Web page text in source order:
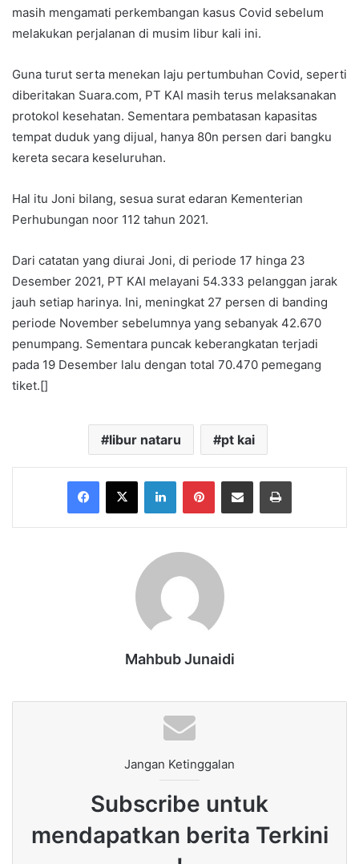
masih mengamati perkembangan kasus Covid sebelum
melakukan perjalanan di musim libur kali ini.
Guna turut serta menekan laju pertumbuhan Covid, seperti
diberitakan Suara.com, PT KAI masih terus melaksanakan
protokol kesehatan. Sementara pembatasan kapasitas
tempat duduk yang dijual, hanya 80n persen dari bangku
kereta secara keseluruhan.
Hal itu Joni bilang, sesua surat edaran Kementerian
Perhubungan noor 112 tahun 2021.
Dari catatan yang diurai Joni, di periode 17 hinga 23
Desember 2021, PT KAI melayani 54.333 pelanggan jarak
jauh setiap harinya. Ini, meningkat 27 persen di banding
periode November sebelumnya yang sebanyak 42.670
penumpang. Sementara puncak keberangkatan terjadi
pada 19 Desember lalu dengan total 70.470 pemegang
tiket.[]
libur nataru pt kai
Facebook
X LinkedInPinterestShare via Email Print
Mahbub Junaidi
Jangan Ketinggalan
Subscribe untuk
mendapatkan berita Terkini